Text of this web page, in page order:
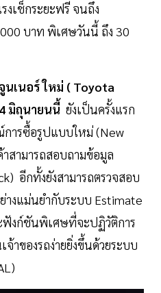
งเช็กระยะฟรี จนถึง
บาท พิเศษวันนี้ ถึง 30
นเนอร์ ใหม่ ( Toyota
มิถุนายนนี้ ยังเป็นครั้งแรก
ารซื้อรูปแบบใหม่ (New
สามารถสอบถามข้อมูล
อีกทั้งยังสามารถตรวจสอบ
างแม่นยำกับระบบ Estimate
ฟังก์ชันพิเศษที่จะปฏิวัติการ
าของรถง่ายยิ่งขึ้นด้วยระบบ